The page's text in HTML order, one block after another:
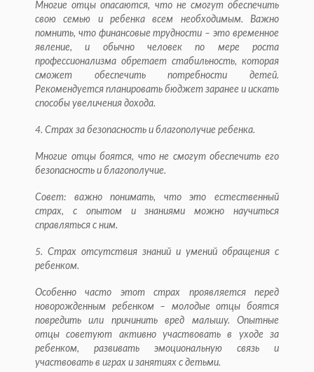
Многие отцы опасаются, что не смогут обеспечить
свою семью и ребенка всем необходимым. Важно
помнить, что финансовые трудности – это временное
явление, и обычно человек по мере роста
профессионализма обретает стабильность, которая
сможет обеспечить потребности детей.
Рекомендуется планировать бюджет заранее и искать
способы увеличения дохода.
4. Страх за безопасность и благополучие ребенка.
Многие отцы боятся, что не смогут обеспечить его
безопасность и благополучие.
Совет: важно понимать, что это естественный
страх, с опытом и знаниями можно научиться
справляться с ним.
5. Страх отсутствия знаний и умений обращения с
ребенком.
Особенно часто этот страх проявляется перед
новорожденным ребенком – молодые отцы боятся
повредить или причинить вред малышу. Опытные
отцы советуют активно участвовать в уходе за
ребенком, развивать эмоциональную связь и
участвовать в играх и занятиях с детьми.